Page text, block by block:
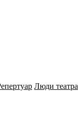
Люди театра